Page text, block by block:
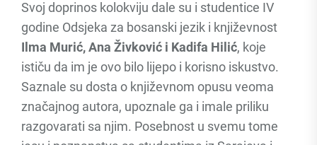
Svoj doprinos kolokviju dale su i studentice IV
godine Odsjeka za bosanski jezik i književnost
Ilma Murić, Ana Živković i Kadifa Hilić, koje
ističu da im je ovo bilo lijepo i korisno iskustvo.
Saznale su dosta o književnom opusu veoma
značajnog autora, upoznale ga i imale priliku
razgovarati sa njim. Posebnost u svemu tome